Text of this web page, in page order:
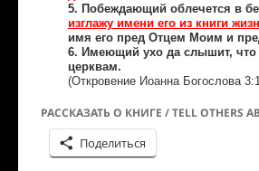
5. Побеждающий облечется в
изглажу имени его из книги
имя его пред Отцем Моим и
6. Имеющий ухо да слышит, что
церквам.
(Откровение Иоанна Богослова
РАССКАЗАТЬ О КНИГЕ / TELL OTHERS
Поделиться